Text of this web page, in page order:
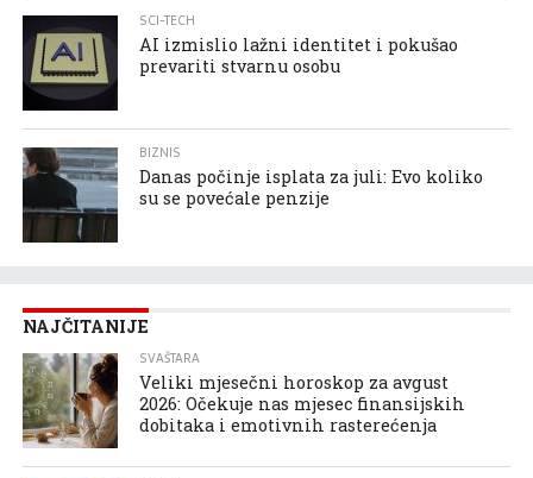
SCI-TECH
AI izmislio lažni identitet i pokušao
prevariti stvarnu osobu
BIZNIS
Danas počinje isplata za juli: Evo koliko
su se povećale penzije
NAJČITANIJE
SVAŠTARA
Veliki mjesečni horoskop za avgust
2026: Očekuje nas mjesec finansijskih
dobitaka i emotivnih rasterećenja